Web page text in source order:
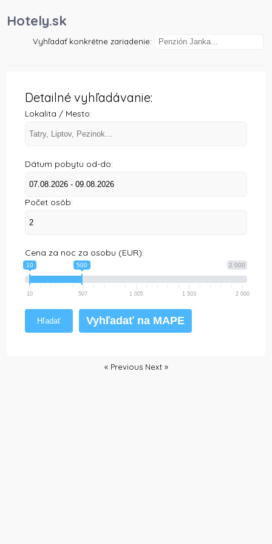
Hotely.sk
Vyhľadať konkrétne zariadenie:
Detailné vyhľadávanie:
Lokalita / Mesto:
Dátum pobytu od-do:
Počet osôb:
Cena za noc za osobu (EUR):
2 000
10 500
10 507 1 005 1 503 2 000
Hľadať Vyhľadať na MAPE
« Previous Next »